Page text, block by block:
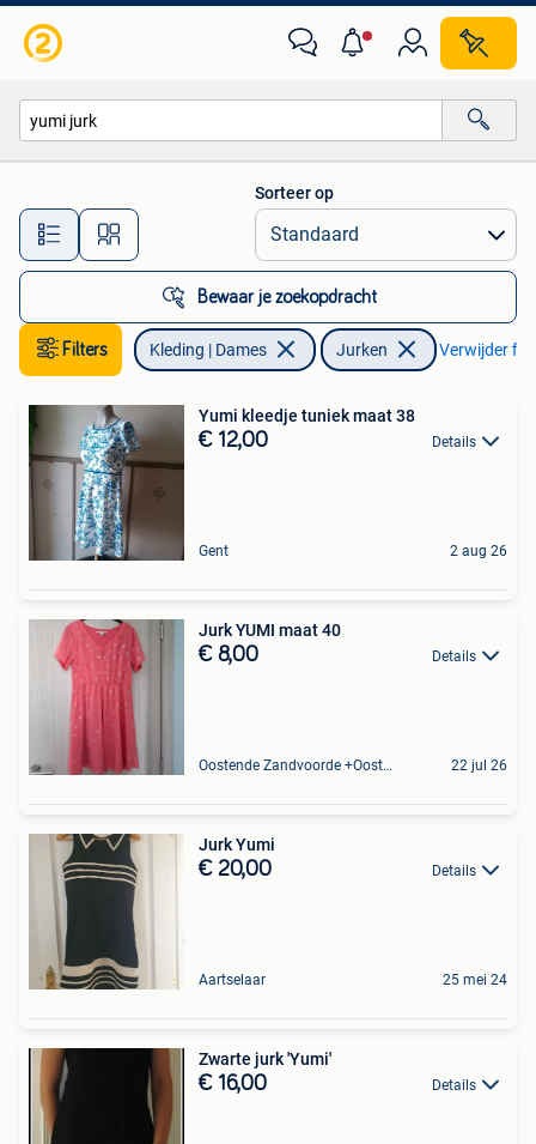
Alle afstanden…
Sorteer op
Bewaar je zoekopdracht
Filters Kleding | Dames Jurken Verwijder
Yumi kleedje tuniek maat 38
€ 12,00 Details
Gent 2 aug 26
Jurk YUMI maat 40
€ 8,00 Details
Oostende Zandvoorde +Oostende 22 jul 26
Jurk Yumi
€ 20,00 Details
Aartselaar 25 mei 24
Zwarte jurk 'Yumi'
€ 16,00 Details